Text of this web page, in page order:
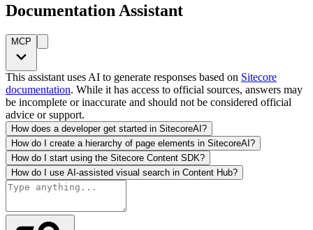
Documentation Assistant
MCP
This assistant uses AI to generate responses based on Sitecore
documentation. While it has access to official sources, answers may
be incomplete or inaccurate and should not be considered official
advice or support.
How does a developer get started in SitecoreAI?
How do I create a hierarchy of page elements in SitecoreAI?
How do I start using the Sitecore Content SDK?
How do I use AI-assisted visual search in Content Hub?